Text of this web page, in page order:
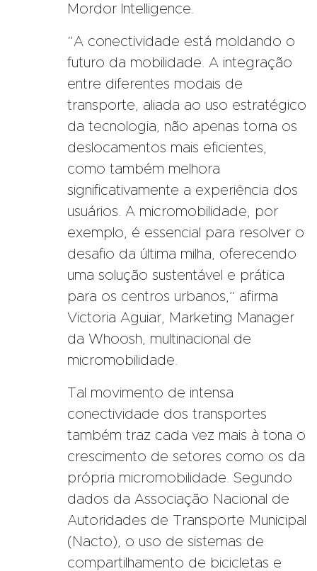
Mordor Intelligence.
“A conectividade está moldando o
futuro da mobilidade. A integração
entre diferentes modais de
transporte, aliada ao uso estratégico
da tecnologia, não apenas torna os
deslocamentos mais eficientes,
como também melhora
significativamente a experiência dos
usuários. A micromobilidade, por
exemplo, é essencial para resolver o
desafio da última milha, oferecendo
uma solução sustentável e prática
para os centros urbanos,” afirma
Victoria Aguiar, Marketing Manager
da Whoosh, multinacional de
micromobilidade.
Tal movimento de intensa
conectividade dos transportes
também traz cada vez mais à tona o
crescimento de setores como os da
própria micromobilidade. Segundo
dados da Associação Nacional de
Autoridades de Transporte Municipal
(Nacto), o uso de sistemas de
compartilhamento de bicicletas e